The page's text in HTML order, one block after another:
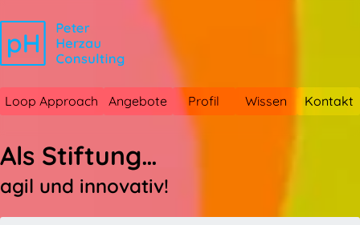
[ph]
Peter
Herzau
Consulting
Loop Approach Angebote Profil Wissen Kontakt
Als Stiftung…
agil und innovativ!